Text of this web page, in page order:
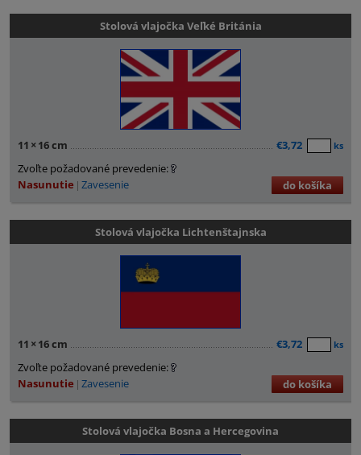
Stolová vlajočka Veľké Británia
11 × 16 cm €3,72 ks
Zvoľte požadované prevedenie:
Nasunutie Zavesenie do košíka
Stolová vlajočka Lichtenštajnska
11 × 16 cm €3,72 ks
Zvoľte požadované prevedenie:
Nasunutie Zavesenie do košíka
Stolová vlajočka Bosna a Hercegovina